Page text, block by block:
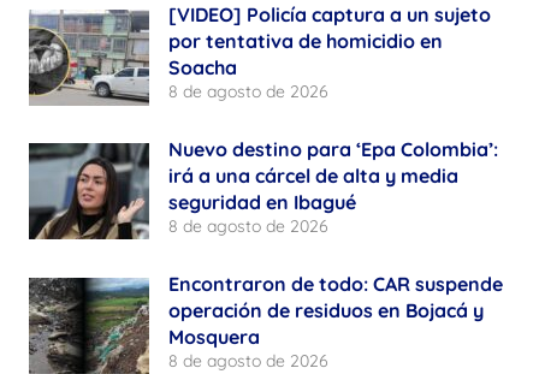
[VIDEO] Policía captura a un sujeto
por tentativa de homicidio en
Soacha
8 de agosto de 2026
Nuevo destino para ‘Epa Colombia’:
irá a una cárcel de alta y media
seguridad en Ibagué
8 de agosto de 2026
Encontraron de todo: CAR suspende
operación de residuos en Bojacá y
Mosquera
8 de agosto de 2026